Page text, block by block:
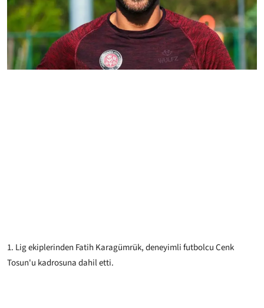
1. Lig ekiplerinden Fatih Karagümrük, deneyimli futbolcu Cenk
Tosun'u kadrosuna dahil etti.